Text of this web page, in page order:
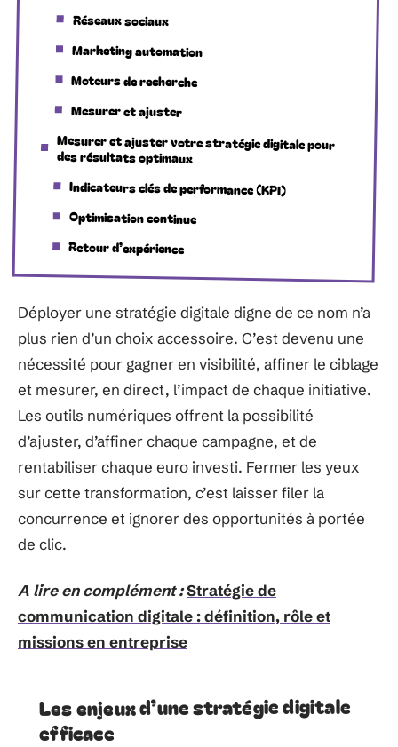
Réseaux sociaux
Marketing automation
Moteurs de recherche
Mesurer et ajuster
Mesurer et ajuster votre stratégie digitale pour
des résultats optimaux
Indicateurs clés de performance (KPI)
Optimisation continue
Retour d’expérience
Déployer une stratégie digitale digne de ce nom n’a
plus rien d’un choix accessoire. C’est devenu une
nécessité pour gagner en visibilité, affiner le ciblage
et mesurer, en direct, l’impact de chaque initiative.
Les outils numériques offrent la possibilité
d’ajuster, d’affiner chaque campagne, et de
rentabiliser chaque euro investi. Fermer les yeux
sur cette transformation, c’est laisser filer la
concurrence et ignorer des opportunités à portée
de clic.
A lire en complément :Stratégie de
communication digitale : définition, rôle et
missions en entreprise
Les enjeux d’une stratégie digitale
efficace